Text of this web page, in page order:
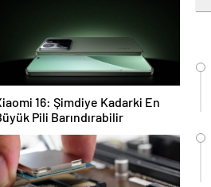
16: Şimdiye Kadarki En
Pili Barındırabilir